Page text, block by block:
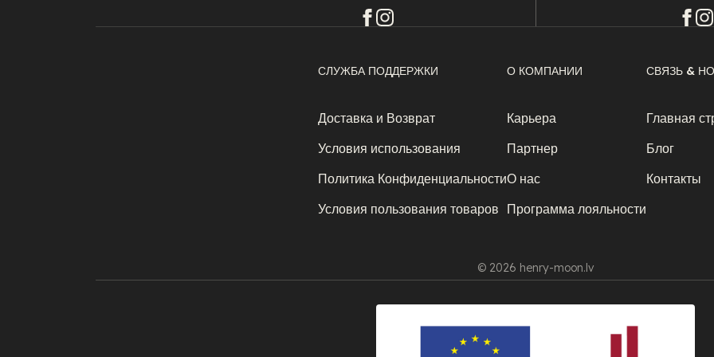
СЛУЖБА ПОДДЕРЖКИ
Доставка и Возврат
Условия использования
Политика Конфиденциальности
Условия пользования товаров
О КОМПАНИИ
Карьера
Партнер
О нас
Программа лояльности
СВЯЗЬ &
Главная
Блог
Контакты
© 2026 henry-moon.lv